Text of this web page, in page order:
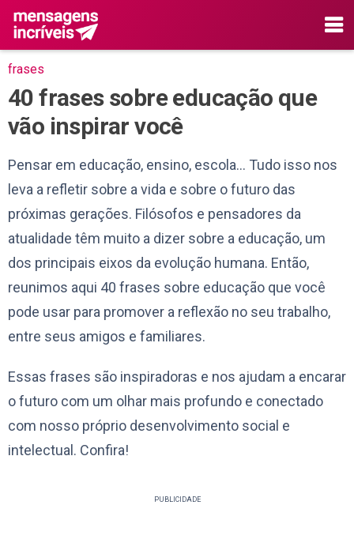
frases
40 frases sobre educação que
vão inspirar você
Pensar em educação, ensino, escola… Tudo isso nos
leva a refletir sobre a vida e sobre o futuro das
próximas gerações. Filósofos e pensadores da
atualidade têm muito a dizer sobre a educação, um
dos principais eixos da evolução humana. Então,
reunimos aqui 40 frases sobre educação que você
pode usar para promover a reflexão no seu trabalho,
entre seus amigos e familiares.
Essas frases são inspiradoras e nos ajudam a encarar
o futuro com um olhar mais profundo e conectado
com nosso próprio desenvolvimento social e
intelectual. Confira!
PUBLICIDADE